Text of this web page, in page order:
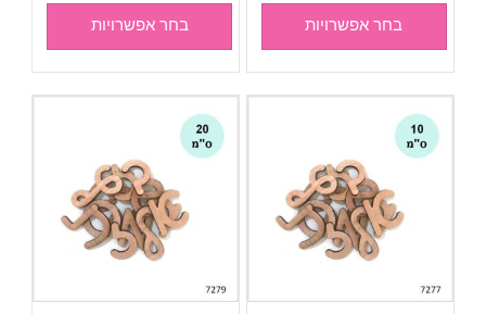
בחר אפשרויות בחר אפשרויות